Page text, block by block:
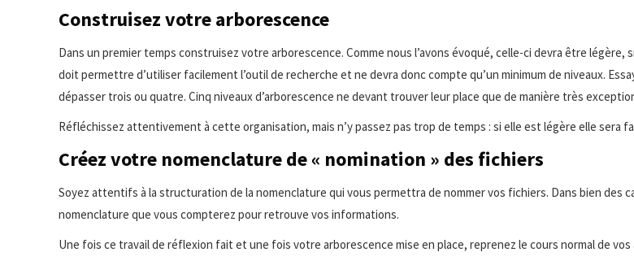
Construisez votre arborescence
Dans un premier temps construisez votre arborescence. Comme nous l’avons évoqué, celle-ci devra être légère,
doit permettre d’utiliser facilement l’outil de recherche et ne devra donc compte qu’un minimum de niveaux.
dépasser trois ou quatre. Cinq niveaux d’arborescence ne devant trouver leur place que de manière très
Réfléchissez attentivement à cette organisation, mais n’y passez pas trop de temps : si elle est légère elle sera
Créez votre nomenclature de « nomination » des fichiers
Soyez attentifs à la structuration de la nomenclature qui vous permettra de nommer vos fichiers. Dans bien des
nomenclature que vous compterez pour retrouve vos informations.
Une fois ce travail de réflexion fait et une fois votre arborescence mise en place, reprenez le cours normal de